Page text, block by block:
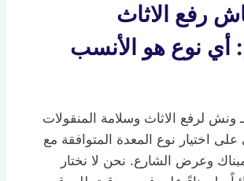
رفع الاثاث
أي نوع هو الأنسب
ونش لرفع الاثاث وسلامة المنقولات
على اختيار نوع المعدة المتوافقة مع
وعرض الشارع. نحن لا نختار